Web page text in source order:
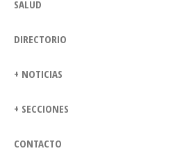
SALUD
DIRECTORIO
+ NOTICIAS
+ SECCIONES
CONTACTO